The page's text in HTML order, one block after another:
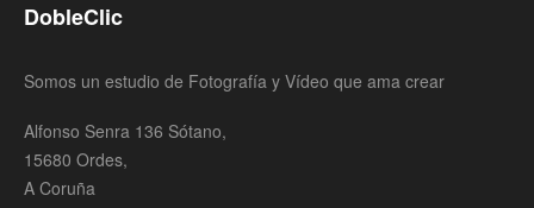
DobleClic
Somos un estudio de Fotografía y Vídeo que ama crear
Alfonso Senra 136 Sótano,
15680 Ordes,
A Coruña